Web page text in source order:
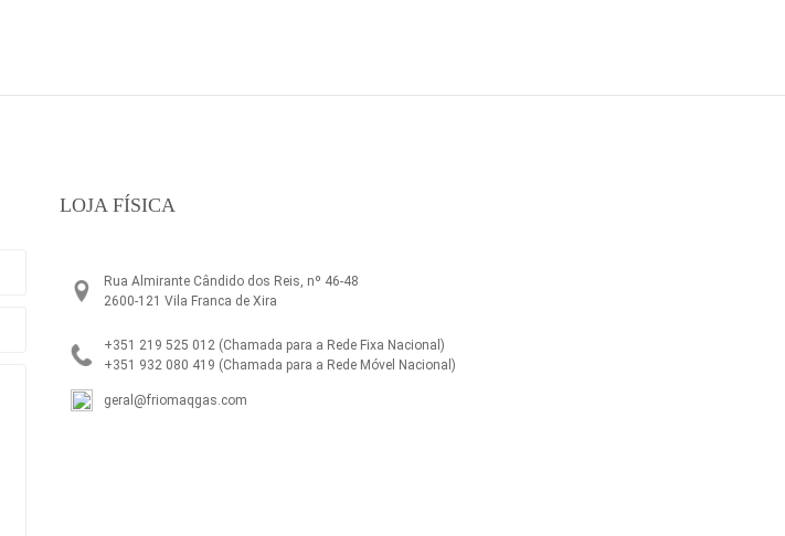
LOJA FÍSICA
Rua Almirante Cândido dos Reis, nº 46-48
2600-121 Vila Franca de Xira
+351 219 525 012 (Chamada para a Rede Fixa Nacional)
+351 932 080 419 (Chamada para a Rede Móvel Nacional)
geral@friomaqgas.com